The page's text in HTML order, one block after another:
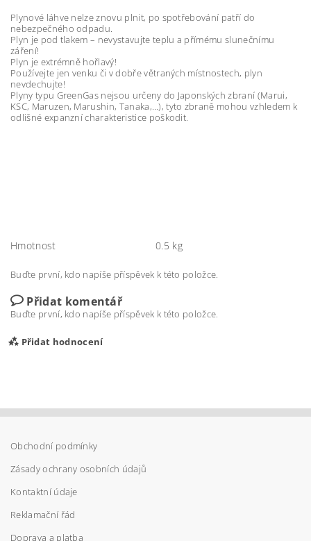
Plynové láhve nelze znovu plnit, po spotřebování patří do
nebezpečného odpadu.
Plyn je pod tlakem – nevystavujte teplu a přímému slunečnímu
záření!
Plyn je extrémně hořlavý!
Používejte jen venku či v dobře větraných místnostech, plyn
nevdechujte!
Plyny typu GreenGas nejsou určeny do Japonských zbraní (Marui,
KSC, Maruzen, Marushin, Tanaka,…), tyto zbraně mohou vzhledem k
odlišné expanzní charakteristice poškodit.
Hmotnost 0.5 kg
Buďte první, kdo napíše příspěvek k této položce.
Přidat komentář
Buďte první, kdo napíše příspěvek k této položce.
Přidat hodnocení
Obchodní podmínky
Zásady ochrany osobních údajů
Kontaktní údaje
Reklamační řád
Doprava a platba